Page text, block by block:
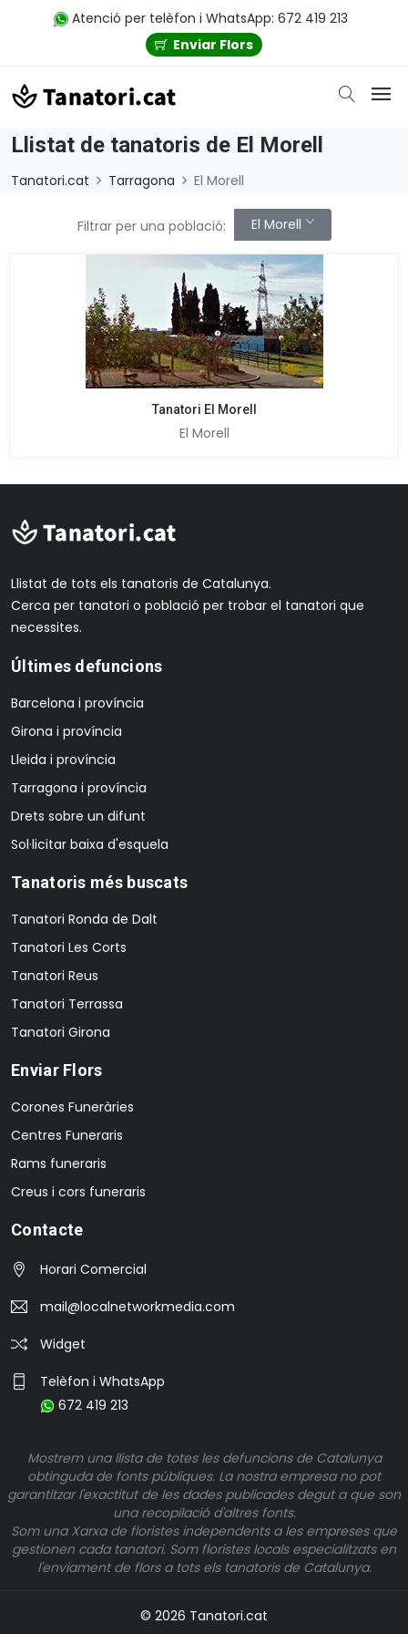
Atenció per telèfon i WhatsApp: 672 419 213
Enviar Flors
Llistat de tanatoris de El Morell
Tanatori.cat Tarragona El Morell
Filtrar per una població: El Morell
Tanatori El Morell
El Morell
Llistat de tots els tanatoris de Catalunya.
Cerca per tanatori o població per trobar el tanatori que
necessites.
Últimes defuncions
Barcelona i província
Girona i província
Lleida i província
Tarragona i província
Drets sobre un difunt
Sol·licitar baixa d'esquela
Tanatoris més buscats
Tanatori Ronda de Dalt
Tanatori Les Corts
Tanatori Reus
Tanatori Terrassa
Tanatori Girona
Enviar Flors
Corones Funeràries
Centres Funeraris
Rams funeraris
Creus i cors funeraris
Contacte
Horari Comercial
mail@localnetworkmedia.com
Widget
Telèfon i WhatsApp
672 419 213
Mostrem una llista de totes les defuncions de Catalunya
obtinguda de fonts públiques. La nostra empresa no pot
garantitzar l'exactitut de les dades publicades degut a que son
una recopilació d'altres fonts.
Som una Xarxa de floristes independents a les empreses que
gestionen cada tanatori. Som floristes locals especialitzats en
l'enviament de flors a tots els tanatoris de Catalunya.
© 2026 Tanatori.cat